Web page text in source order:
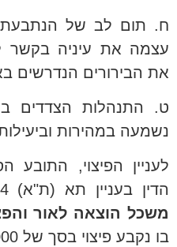
ח. תום לב של
עצמה את עיניה בקשר
את הבירורים הנדרשים
ט. התנהלות הצדדים
נשמעה במהירות
לעניין הפיצוי,
הדין בעניין תא (ת"א) 69995/04
משכל הוצאה לאור